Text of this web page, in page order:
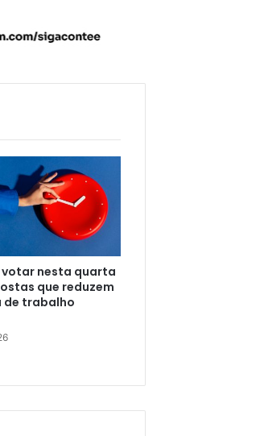
votar nesta quarta
que reduzem
de trabalho